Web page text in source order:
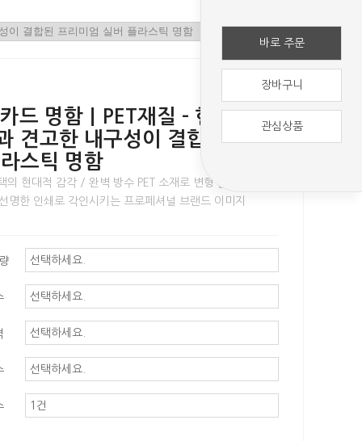
드 명함｜PET재질 - 현대적인
견고한 내구성이 결합된 프리
스틱 명함
의 현대적 감각 / 완벽 방수 PET 소재로 변형 없는 견고함
명한 인쇄로 각인시키는 프로페셔널 브랜드 이미지
바로 주문
장바구니
관심상품